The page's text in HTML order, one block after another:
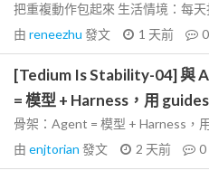
把重複動作包起來 生活情境：每天
由 reneezhu 發文 1 天前 0
[Tedium Is Stability-04] 與
= 模型 + Harness，用
骨架：Agent = 模型 + Harness，
由 enjtorian 發文 2 天前 0